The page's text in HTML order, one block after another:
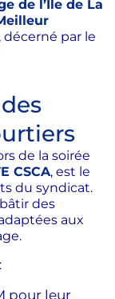
de l’Ile de La
, décerné par le
de la soirée
CSCA, est le
du syndicat.
des
aux
:
pour leur